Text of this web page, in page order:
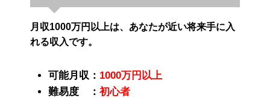
月収1000万円以上は、あなたが近い将来手に入
れる収入です。
可能月収： 1000万円以上
難易度 ： 初心者